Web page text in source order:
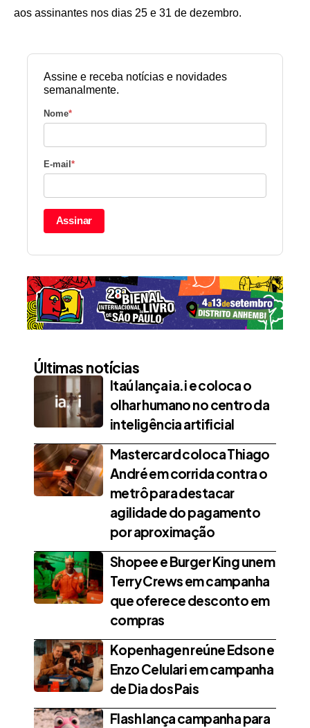
aos assinantes nos dias 25 e 31 de dezembro.
Assine e receba notícias e novidades
semanalmente.
Nome*
E-mail *
Assinar
Últimas notícias
Itaú lança ia.i e coloca o
olhar humano no centro da
inteligência artificial
Mastercard coloca Thiago
André em corrida contra o
metrô para destacar
agilidade do pagamento
por aproximação
Shopee e Burger King unem
Terry Crews em campanha
que oferece desconto em
compras
Kopenhagen reúne Edson e
Enzo Celulari em campanha
de Dia dos Pais
Flash lança campanha para